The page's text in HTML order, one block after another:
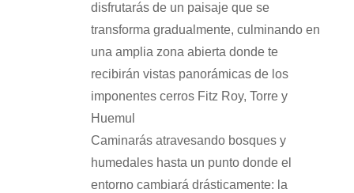
disfrutarás de un paisaje que se
transforma gradualmente, culminando en
una amplia zona abierta donde te
recibirán vistas panorámicas de los
imponentes cerros Fitz Roy, Torre y
Huemul
Caminarás atravesando bosques y
humedales hasta un punto donde el
entorno cambiará drásticamente: la